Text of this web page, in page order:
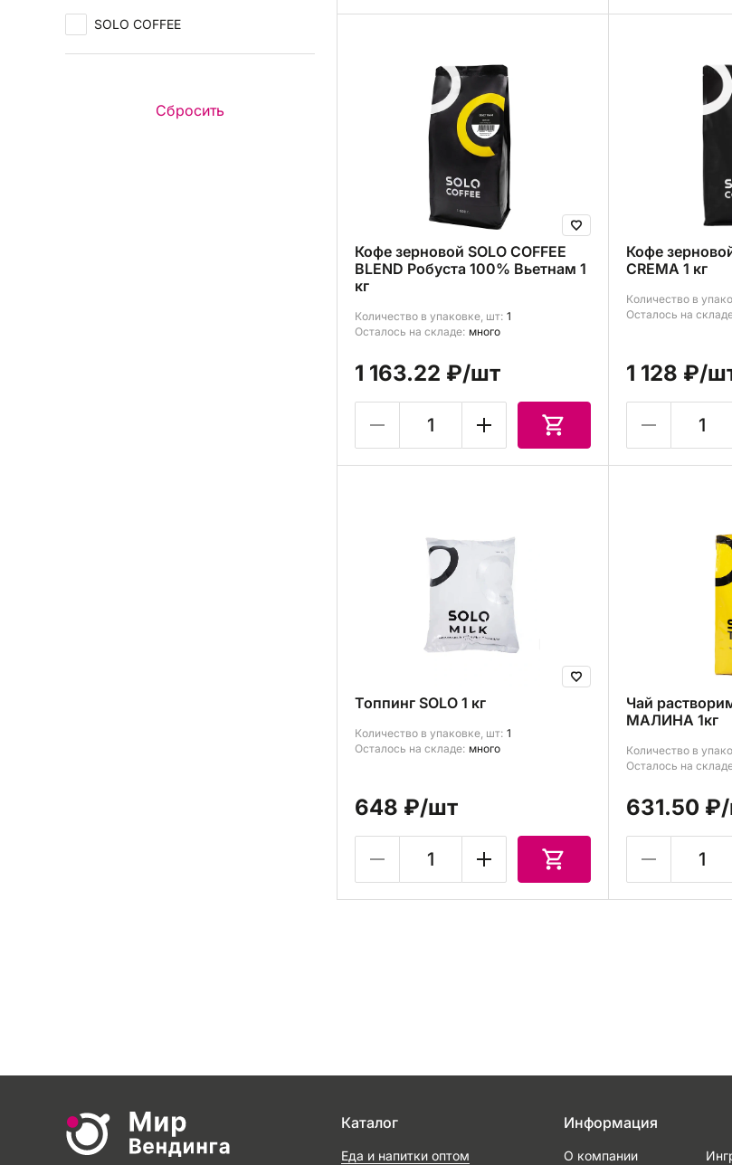
SOLO COFFEE
Кофе зерновой SOLO COFFEE
BLEND Робуста 100% Вьетнам 1
кг
Количество в упаковке, шт: 1
Осталось на складе: много
1 163.22 ₽/шт
Кофе
CREMA 1 кг
Количество в
Осталось на
1 128 ₽/
Топпинг SOLO 1 кг
Количество в упаковке, шт: 1
Осталось на складе: много
648 ₽/шт
Чай
МАЛИНА 1кг
Количество в
Осталось на
631.50 ₽
Каталог
Еда и напитки оптом
Информация
О компании